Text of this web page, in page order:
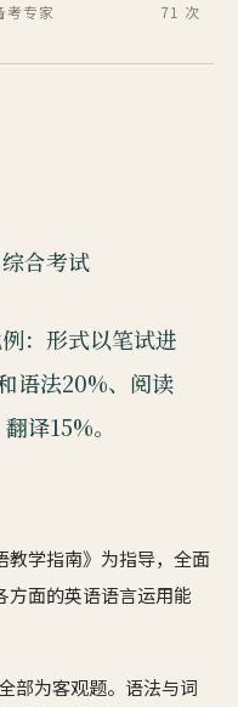
考专家
71 次
合考试
：形式以笔试进
语法20%、阅读
译15%。
教学指南》为指导，全面
方面的英语语言运用能
部为客观题。语法与词